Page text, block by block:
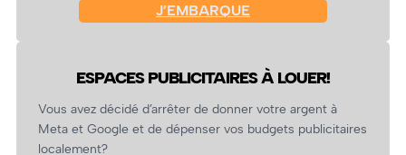
J’EMBARQUE
ESPACES PUBLICITAIRES À LOUER!
Vous avez décidé d’arrêter de donner votre argent à
Meta et Google et de dépenser vos budgets publicitaires
localement?